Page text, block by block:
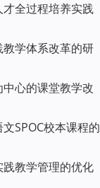
全过程培养实践
学体系改革的研
心的课堂教学改
SPOC校本课程的
教学管理的优化